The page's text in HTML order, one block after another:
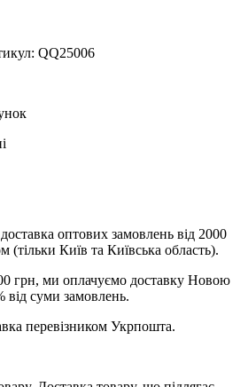
QQ25006
оптових замовлень від 2000
Київ та Київська область).
грн, ми оплачуємо доставку Новою
суми замовлень.
перевізником Укрпошта.